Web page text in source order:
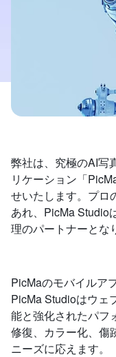
弊社は、究極のAI写
リケーション「
せいたします。プロ
あれ、PicMa Studio
理のパートナーとな
PicMaのモバイルア
PicMa Studioはウェ
能と強化されたパフ
修復、カラー化、傷
ニーズに応えます。